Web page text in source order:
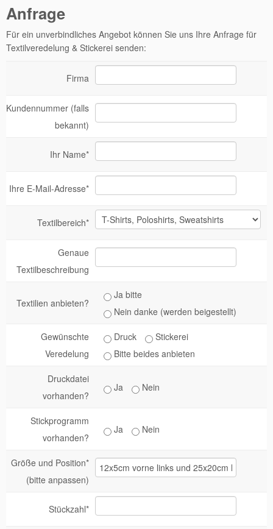
Anfrage
Für ein unverbindliches Angebot können Sie uns Ihre Anfrage für
Textilveredelung & Stickerei senden:
Firma
Kundennummer (falls
bekannt)
Ihr Name*
Ihre E-Mail-Adresse*
Textilbereich*
Genaue
Textilbeschreibung
Textilien anbieten?
Ja bitte
Nein danke (werden beigestellt)
Gewünschte
Veredelung
Druck
Stickerei
Bitte beides anbieten
Druckdatei
vorhanden?
Ja Nein
Stickprogramm
vorhanden?
Ja Nein
Größe und Position*
(bitte anpassen)
Stückzahl*